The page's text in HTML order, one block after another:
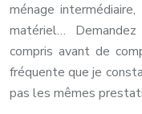
ménage
matériel…
compris avant de
fréquente que je
pas les mêmes